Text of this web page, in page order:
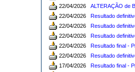
22/04/2026
ALTERAÇÃO de
22/04/2026
Resultado
22/04/2026
Resultado
22/04/2026
Resultado
22/04/2026
Resultado final -
22/04/2026
Resultado
17/04/2026
Resultado final -